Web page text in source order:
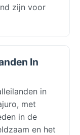
zijn voor
In
in
met
in de
en het